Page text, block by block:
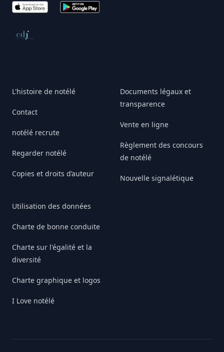
App Store Google Play
Conseil de déontologie journalistique
L'histoire de notélé
Contact
notélé recrute
Regarder notélé
Copies et droits d’auteur
Utilisation des données
Charte de bonne conduite
Charte sur l'égalité et la
diversité
Charte graphique et logos
I Love notélé
Documents légaux et
transparence
Vente en ligne
Règlement des concours
de notélé
Nouvelle signalétique